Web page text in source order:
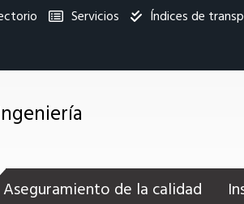
Servicios
Índices de
Aseguramiento de la calidad